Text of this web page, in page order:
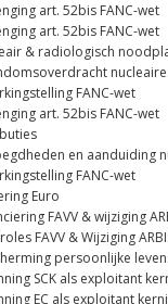
art. 52bis FANC-wet
art. 52bis FANC-wet
& radiologisch
FANC-wet
art. 52bis FANC-wet
en aanduiding
FANC-wet
Euro
FAVV & wijziging
FAVV & Wijziging
persoonlijke
SCK als exploitant
EC als exploitant